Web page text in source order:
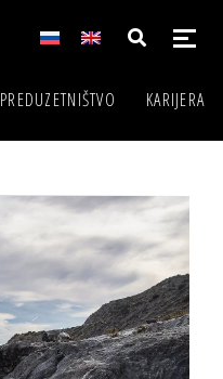
PREDUZETNIŠTVO KARIJERA